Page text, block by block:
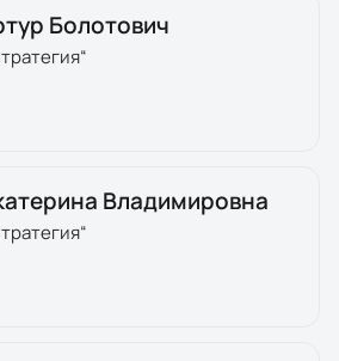
Болотович
Владимировна